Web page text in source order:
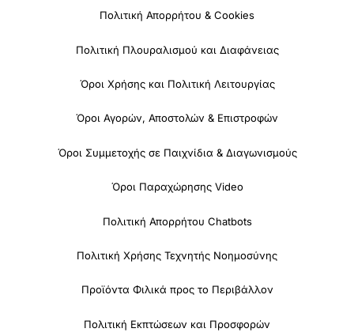
Πολιτική Απορρήτου & Cookies
Πολιτική Πλουραλισμού και Διαφάνειας
Όροι Χρήσης και Πολιτική Λειτουργίας
Όροι Αγορών, Αποστολών & Επιστροφών
Όροι Συμμετοχής σε Παιχνίδια & Διαγωνισμούς
Όροι Παραχώρησης Video
Πολιτική Απορρήτου Chatbots
Πολιτική Χρήσης Τεχνητής Νοημοσύνης
Προϊόντα Φιλικά προς το Περιβάλλον
Πολιτική Εκπτώσεων και Προσφορών